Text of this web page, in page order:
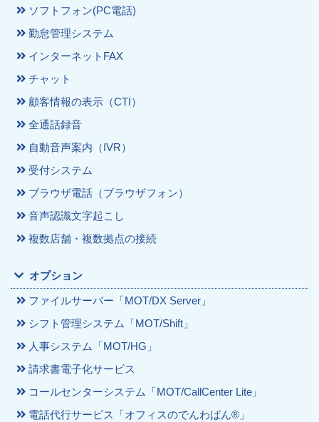
ソフトフォン(PC電話)
勤怠管理システム
インターネットFAX
チャット
顧客情報の表示（CTI）
全通話録音
自動音声案内（IVR）
受付システム
ブラウザ電話（ブラウザフォン）
音声認識文字起こし
複数店舗・複数拠点の接続
オプション
ファイルサーバー「MOT/DX Server」
シフト管理システム「MOT/Shift」
人事システム「MOT/HG」
請求書電子化サービス
コールセンターシステム「MOT/CallCenter Lite」
電話代行サービス「オフィスのでんわばん®」